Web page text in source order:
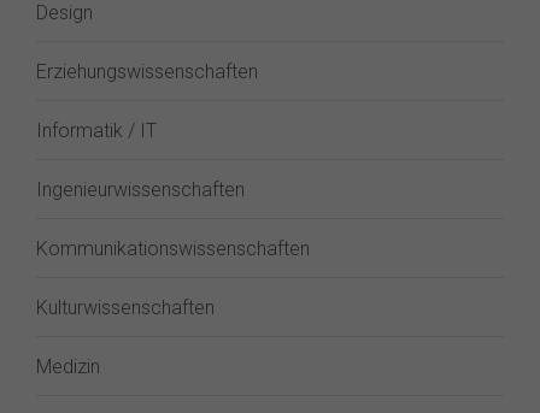
Design
Erziehungswissenschaften
Informatik / IT
Ingenieurwissenschaften
Kommunikationswissenschaften
Kulturwissenschaften
Medizin